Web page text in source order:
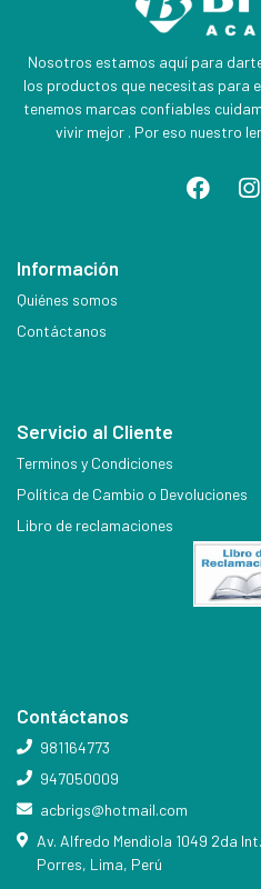
Nosotros estamos aquí para
los productos que necesitas para
tenemos marcas confiables
vivir mejor . Por eso nuestro
Información
Quiénes somos
Contáctanos
Servicio al Cliente
Terminos y Condiciones
Política de Cambio o Devoluciones
Libro de reclamaciones
Contáctanos
981164773
947050009
acbrigs@hotmail.com
Av. Alfredo Mendiola 1049 2da
Porres, Lima, Perú